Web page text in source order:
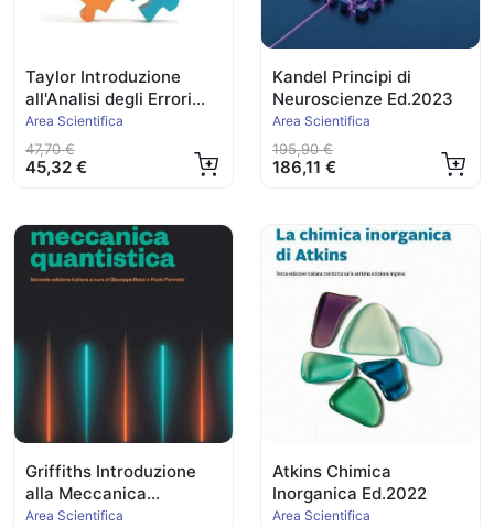
Taylor Introduzione
all'Analisi degli Errori
Ed.2023
Area Scientifica
47,70 €
45,32 €
Kandel Principi di
Neuroscienze Ed.2023
Area Scientifica
195,90 €
186,11 €
Griffiths Introduzione
alla Meccanica
Quantistica 2023
Area Scientifica
Atkins Chimica
Inorganica Ed.2022
Area Scientifica